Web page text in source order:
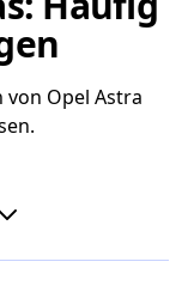
von Opel Astra